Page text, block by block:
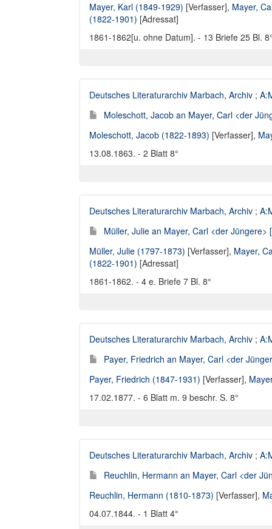
Mayer, Karl (1849-1929) [Verfasser], Mayer,
(1822-1901) [Adressat]
1861-1862[u. ohne Datum]. - 13 Briefe 25 Bl.
Deutsches Literaturarchiv Marbach, Archiv ;
Moleschott, Jacob an Mayer, Carl <der
Moleschott, Jacob (1822-1893) [Verfasser],
13.08.1863. - 2 Blatt 8°
Deutsches Literaturarchiv Marbach, Archiv ;
Müller, Julie an Mayer, Carl <der Jüngere>
Müller, Julie (1797-1873) [Verfasser], Mayer,
(1822-1901) [Adressat]
1861-1862. - 4 e. Briefe 7 Bl. 8°
Deutsches Literaturarchiv Marbach, Archiv ;
Payer, Friedrich an Mayer, Carl <der
Payer, Friedrich (1847-1931) [Verfasser],
17.02.1877. - 6 Blatt m. 9 beschr. S. 8°
Deutsches Literaturarchiv Marbach, Archiv ;
Reuchlin, Hermann an Mayer, Carl <der
Reuchlin, Hermann (1810-1873) [Verfasser],
04.07.1844. - 1 Blatt 4°